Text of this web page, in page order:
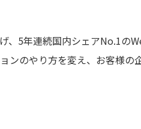
、5年連続国内シェアNo.1の
ンのやり方を変え、お客様の